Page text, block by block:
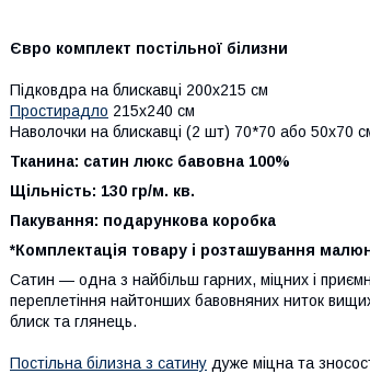
Євро комплект постільної білизни
Підковдра на блискавці 200x215 см
Простирадло 215x240 см
Наволочки на блискавці (2 шт) 70*70 або 50х70
Тканина: сатин люкс бавовна 100%
Щільність: 130 гр/м. кв.
Пакування: подарункова коробка
*Комплектація товару і розташування
Сатин — одна з найбільш гарних, міцних і
переплетіння найтонших бавовняних ниток
блиск та глянець.
Постільна білизна з сатину дуже міцна та